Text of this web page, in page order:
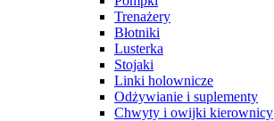
Trenażery
Błotniki
Lusterka
Stojaki
Linki holownicze
Odżywianie i suplementy
Chwyty i owijki kierownicy